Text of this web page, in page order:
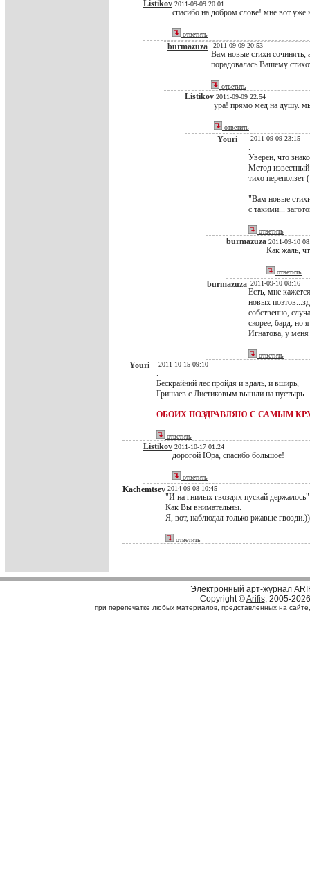
Listikov 2011-09-09 20:01
спасибо на добром слове! мне вот уже
ответить
burmazuza 2011-09-09 20:53
Вам новые стихи сочинять,
порадовалась Вашему
ответить
Listikov 2011-09-09 22:54
ура! прямо мед на душу.
ответить
Youri 2011-09-09 23:15
.
Уверен, что
Метод
тихо переползет (
"Вам новые
с такими...
ответить
burmazuza 2011-09-10
Как жаль,
ответить
burmazuza 2011-09-10 08:16
Есть, мне
новых
собственно,
скорее, бард, но
Игнатова, у
ответить
Youri 2011-10-15 09:10
.
Бескрайний лес пройдя и вдаль, и вширь,
Гришаев с Листиковым вышли на пустырь...
ОБОИХ ПОЗДРАВЛЯЮ С САМЫМ
ответить
Listikov 2011-10-17 01:24
дорогой Юра, спасибо большое!
ответить
Kachemtsev 2014-09-08 10:45
"И на гнилых гвоздях пускай держалось"
Как Вы внимательны.
Я, вот, наблюдал только ржавые
ответить
Электронный арт-журнал
Copyright ©Arifis, 2005-2026
при перепечатке любых материалов, представленных на